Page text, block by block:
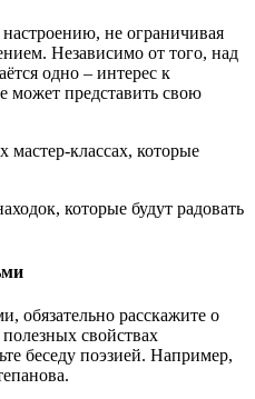
не ограничивая
Независимо от того, над
одно – интерес к
может представить свою
мастер-классах, которые
которые будут радовать
обязательно расскажите о
свойствах
беседу поэзией. Например,